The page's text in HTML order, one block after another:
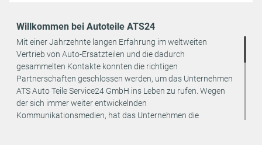
Willkommen bei Autoteile ATS24
Mit einer Jahrzehnte langen Erfahrung im weltweiten
Vertrieb von Auto-Ersatzteilen und die dadurch
gesammelten Kontakte konnten die richtigen
Partnerschaften geschlossen werden, um das Unternehmen
ATS Auto Teile Service24 GmbH ins Leben zu rufen. Wegen
der sich immer weiter entwickelnden
Kommunikationsmedien, hat das Unternehmen die